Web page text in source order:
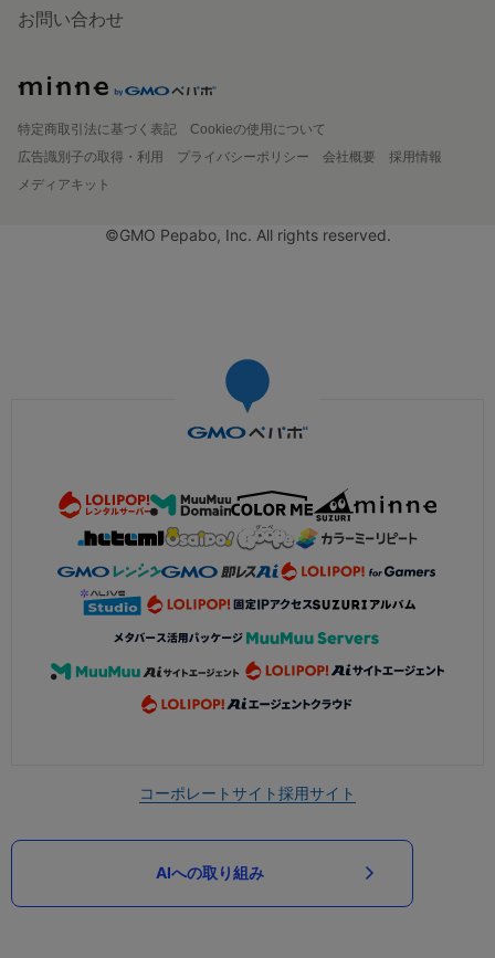
お問い合わせ
特定商取引法に基づく表記
Cookieの使用について
広告識別子の取得・利用
プライバシーポリシー 会社概要
採用情報
メディアキット
©GMO Pepabo, Inc. All rights reserved.
コーポレートサイト採用サイト
AIへの取り組み